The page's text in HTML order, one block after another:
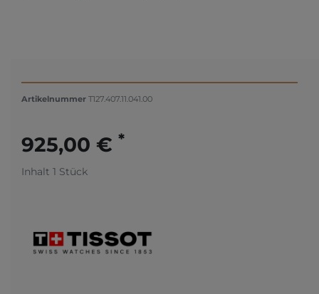
Artikelnummer T127.407.11.041.00
925,00 € *
Inhalt 1 Stück